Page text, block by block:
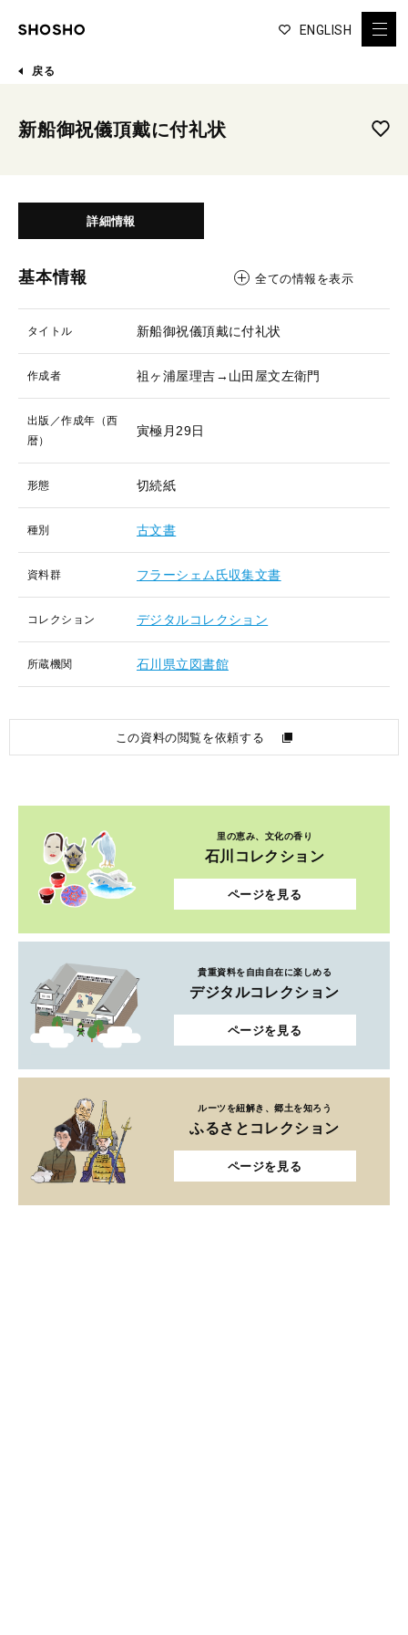
ENGLISH
戻る
新船御祝儀頂戴に付礼状
詳細情報
基本情報 全ての情報を表示
タイトル 新船御祝儀頂戴に付礼状
作成者 祖ヶ浦屋理吉→山田屋文左衛門
出版／作成年（西
暦）
寅極月29日
形態 切続紙
種別 古文書
資料群 フラーシェム氏収集文書
コレクション デジタルコレクション
所蔵機関 石川県立図書館
この資料の閲覧を依頼する
里の恵み、文化の香り
石川コレクション
ページを見る
貴重資料を自由自在に楽しめる
デジタルコレクション
ページを見る
ルーツを紐解き、郷土を知ろう
ふるさとコレクション
ページを見る